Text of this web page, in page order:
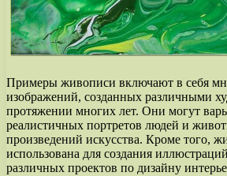
Примеры живописи включают в себя
изображений, созданных различными
протяжении многих лет. Они могут
реалистичных портретов людей и
произведений искусства. Кроме того,
использована для создания
различных проектов по дизайну